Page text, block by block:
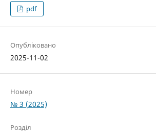
pdf
Опубліковано
2025-11-02
Номер
№ 3 (2025)
Розділ